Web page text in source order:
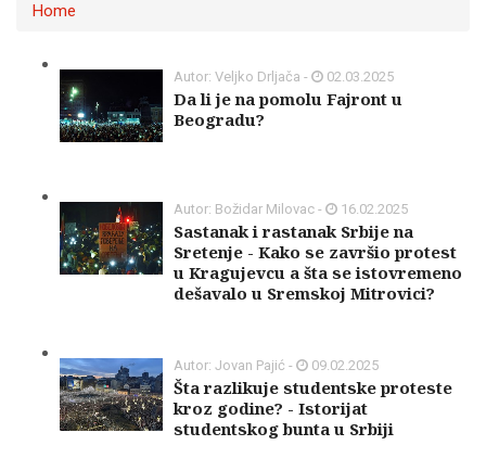
Home
Autor: Veljko Drljača - 02.03.2025
Da li je na pomolu Fajront u
Beogradu?
Autor: Božidar Milovac - 16.02.2025
Sastanak i rastanak Srbije na
Sretenje - Kako se završio protest
u Kragujevcu a šta se istovremeno
dešavalo u Sremskoj Mitrovici?
Autor: Jovan Pajić - 09.02.2025
Šta razlikuje studentske proteste
kroz godine? - Istorijat
studentskog bunta u Srbiji